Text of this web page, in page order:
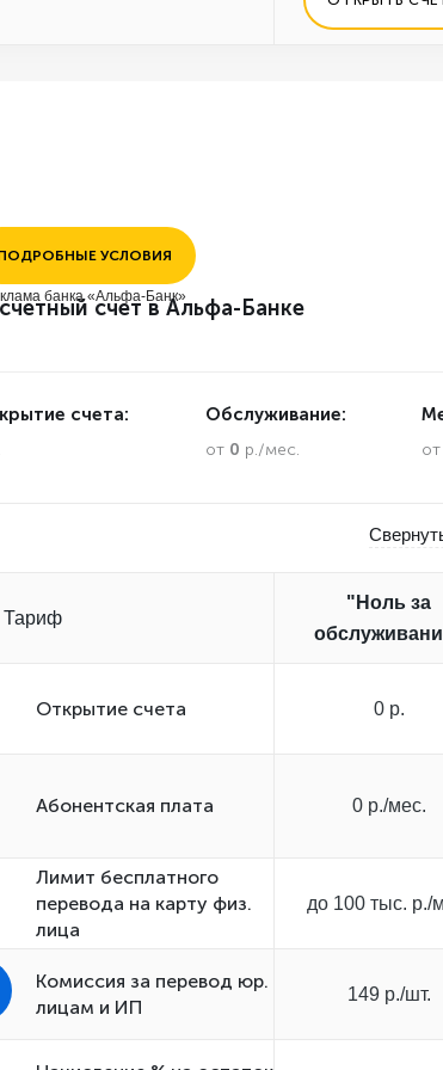
УСЛОВИЯ
банка «Альфа-Банк»
счет в Альфа-Банке
счета: Обслуживание:
от 0 р./мес.
Тариф
"Ноль за
Открытиe счета 0 р.
Абонентская плата 0 р./мес.
Лимит бесплатного
перевода на карту физ.
лица
до 100 тыс. р./
Комиссия за перевод юр.
лицам и ИП
149 р./шт.